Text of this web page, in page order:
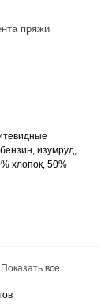
пряжи
изумруд,
хлопок, 50%
Показать все